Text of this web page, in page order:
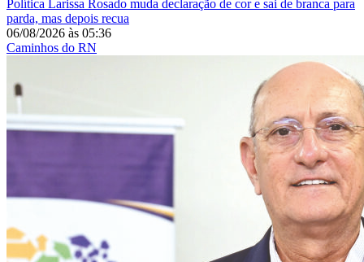
Política Larissa Rosado muda declaração de cor e sai de branca para
parda, mas depois recua
06/08/2026 às 05:36
Caminhos do RN